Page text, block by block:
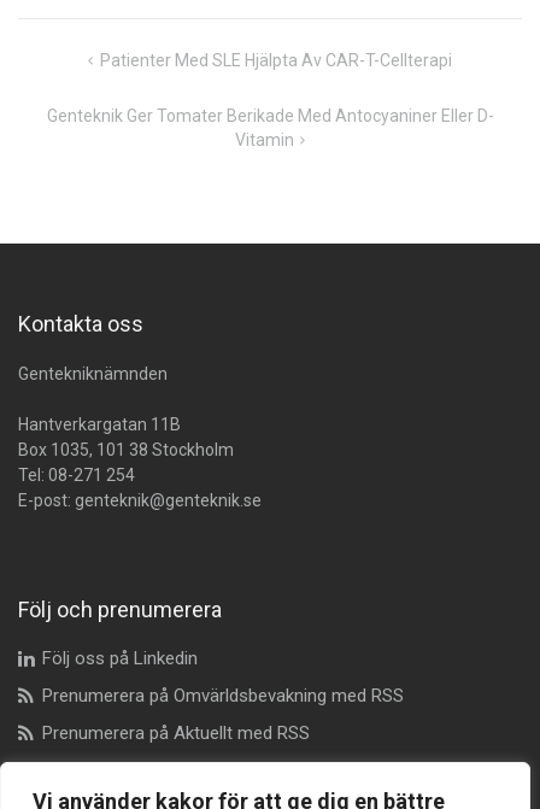
Vi använder kakor för att ge dig en bättre
Inläggsnavigering
Patienter Med SLE Hjälpta Av CAR-T-Cellterapi
Genteknik Ger Tomater Berikade Med Antocyaniner Eller D-
Vitamin
Kontakta oss
Gentekniknämnden
Hantverkargatan 11B
Box 1035, 101 38 Stockholm
Tel: 08-271 254
E-post: genteknik@genteknik.se
Följ och prenumerera
Följ oss på Linkedin
Prenumerera på Omvärldsbevakning med RSS
Prenumerera på Aktuellt med RSS